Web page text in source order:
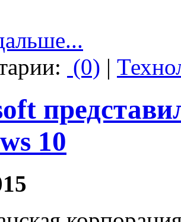
(0) |
10